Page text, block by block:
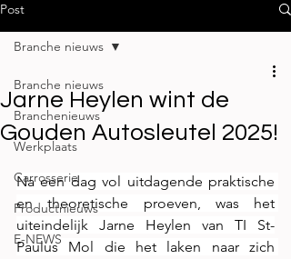
Post
Branche nieuws
Branchenieuws
Werkplaats
Carrosserie
Productnieuws
E-NEWS
Branche nieuws
Jarne Heylen wint de
Gouden Autosleutel 2025!
Na een dag vol uitdagende praktische
en theoretische proeven, was het
uiteindelijk Jarne Heylen van TI St-
Paulus Mol die het laken naar zich